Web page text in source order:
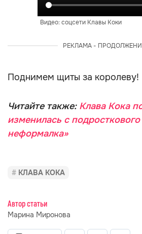
Видео: соцсети Клавы Коки
РЕКЛАМА -
Поднимем щиты за королеву!
Читайте также: Клава Кока
изменилась с
неформалка»
КЛАВА КОКА
Автор статьи
Марина Миронова